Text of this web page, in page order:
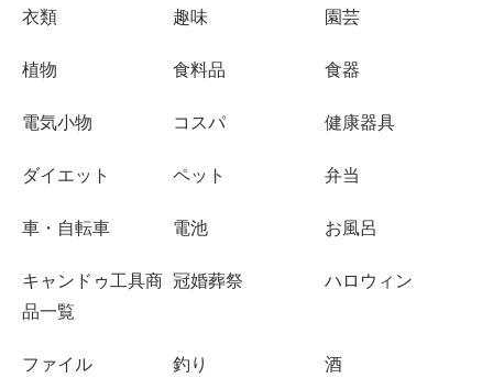
衣類 趣味 園芸
植物 食料品 食器
電気小物 コスパ 健康器具
ダイエット ペット 弁当
車・自転車 電池 お風呂
キャンドゥ工具商
品一覧
冠婚葬祭 ハロウィン
ファイル 釣り 酒